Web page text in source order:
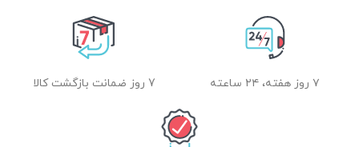
۷ روز هفته، ۲۴ ساعته 7 روز ضمانت بازگشت کالا